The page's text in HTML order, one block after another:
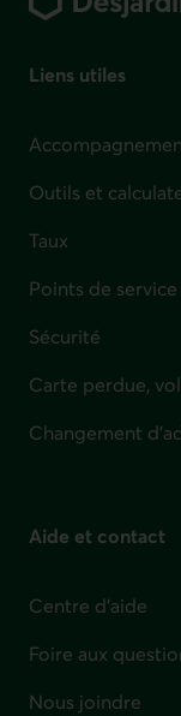
Liens utiles
Outils et
Taux
Points de service
Sécurité
Carte perdue,
Changement
Aide et contact
Centre d'aide
Foire aux
Nous joindre